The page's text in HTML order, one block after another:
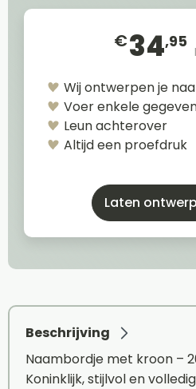
€34,95
Wij ontwerpen je
Voer enkele
Leun achterover
Altijd een proefdruk
Laten
Beschrijving
Naambordje met kroon –
Koninklijk, stijlvol en